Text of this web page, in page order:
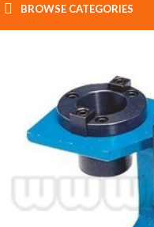
BROWSE CATEGORIES